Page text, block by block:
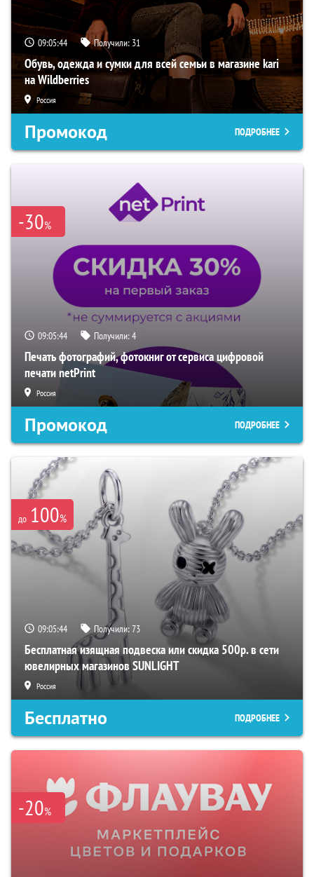
09:05:43 Получили: 31
Обувь, одежда и сумки для всей семьи в магазине kari
на Wildberries
Россия
Промокод ПОДРОБНЕЕ
-30%
09:05:43 Получили:4
Печать фотографий, фотокниг от сервиса цифровой
печати netPrint
Россия
Промокод ПОДРОБНЕЕ
до 100%
09:05:43 Получили:73
Бесплатная изящная подвеска или скидка 500р. в сети
ювелирных магазинов SUNLIGHT
Россия
Бесплатно ПОДРОБНЕЕ
-20%